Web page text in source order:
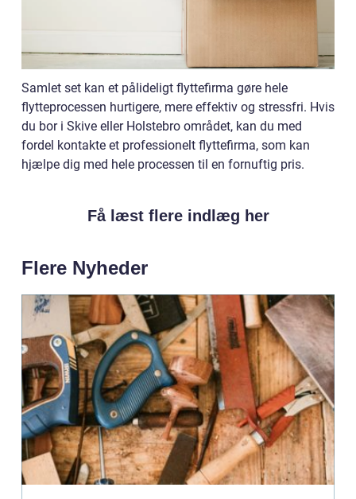
Samlet set kan et pålideligt flyttefirma gøre hele
flytteprocessen hurtigere, mere effektiv og stressfri. Hvis
du bor i Skive eller Holstebro området, kan du med
fordel kontakte et professionelt flyttefirma, som kan
hjælpe dig med hele processen til en fornuftig pris.
Få læst flere indlæg her
Flere Nyheder